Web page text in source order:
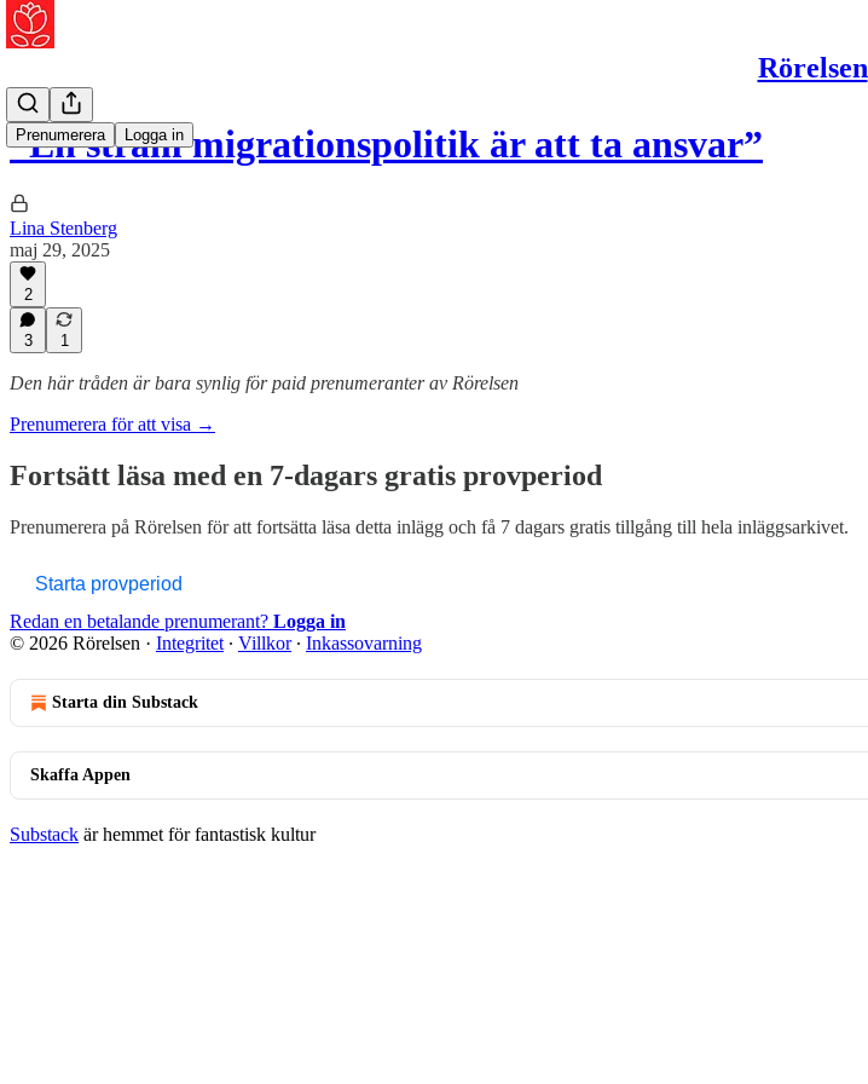
Rörelsen
Prenumerera Logga in
”En stram migrationspolitik är att ta ansvar”
Lina Stenberg
maj 29, 2025
2
3 1
Den här tråden är bara synlig för paid prenumeranter av Rörelsen
Prenumerera för att visa →
Fortsätt läsa med en 7-dagars gratis provperiod
Prenumerera på Rörelsen för att fortsätta läsa detta inlägg och få 7 dagars gratis tillgång till hela inläggsarkivet.
Starta provperiod
Redan en betalande prenumerant? Logga in
© 2026 Rörelsen · Integritet ∙ Villkor∙ Inkassovarning
Starta din Substack
Skaffa Appen
Substack är hemmet för fantastisk kultur